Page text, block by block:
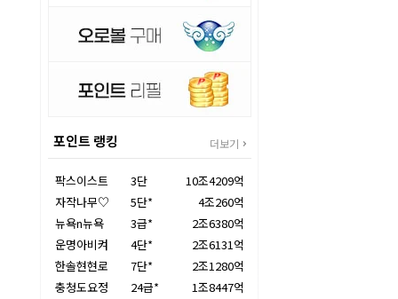
포인트 랭킹 더보기
팍스이스트 3단
10조4209억
자작나무♡
5단*
4조260억
뉴욕n뉴욕
3급*
2조6380억
운명아비켜
4단*
2조6131억
한솔현현로
7단*
2조1280억
충청도요정
24급*
1조8447억